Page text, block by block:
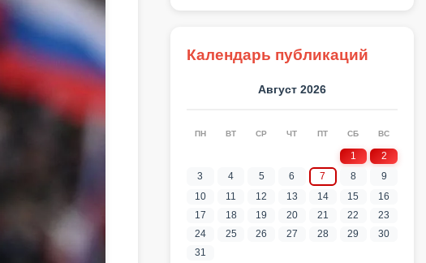
Календарь публикаций
Август 2026
ПН ВТ СР ЧТ ПТ СБ ВС
1
2
3
4 5 6 7 8
9
10
11 12 13 14 15
16
17
18 19 20 21 22
23
24
25 26 27 28 29
30
31